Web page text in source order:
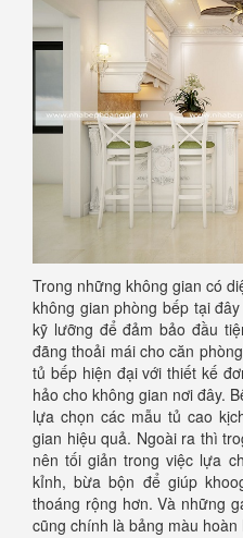
Trong những không gian có
không gian phòng bếp tại
kỹ lưỡng để đảm bảo đầu
đãng thoải mái cho căn
tủ bếp hiện đại với thiết kế
hảo cho không gian nơi đây.
lựa chọn các mẫu tủ cao
gian hiệu quả. Ngoài ra thì
nên tối giản trong việc lựa
kỉnh, bừa bộn để giúp
thoáng rộng hơn. Và những
cũng chính là bảng màu